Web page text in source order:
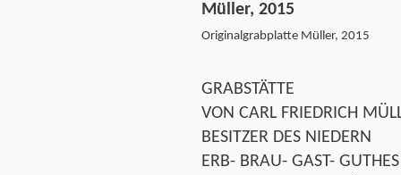
Originalgrabplatte Müller, 2015
GRABSTÄTTE
VON CARL FRIEDRICH
BESITZER DES NIEDERN
ERB- BRAU- GAST- GUTHES